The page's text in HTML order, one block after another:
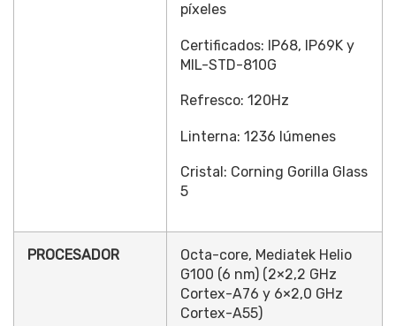
píxeles
Certificados: IP68, IP69K y
MIL-STD-810G
Refresco: 120Hz
Linterna: 1236 lúmenes
Cristal: Corning Gorilla Glass
5
PROCESADOR
Octa-core, Mediatek Helio
G100 (6 nm) (2×2,2 GHz
Cortex-A76 y 6×2,0 GHz
Cortex-A55)